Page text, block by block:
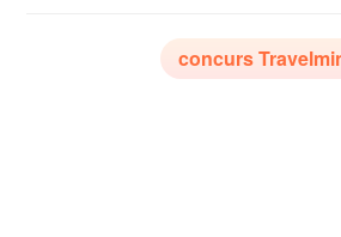
concurs Travelminit